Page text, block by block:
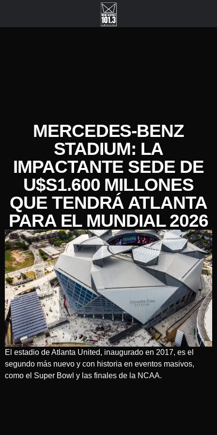
MERCEDES-BENZ
STADIUM: LA
IMPACTANTE SEDE DE
U$S1.600 MILLONES
QUE TENDRÁ ATLANTA
PARA EL MUNDIAL 2026
El estadio de Atlanta United, inaugurado en 2017, es el
segundo más nuevo y con historia en eventos masivos,
como el Super Bowl y las finales de la NCAA.